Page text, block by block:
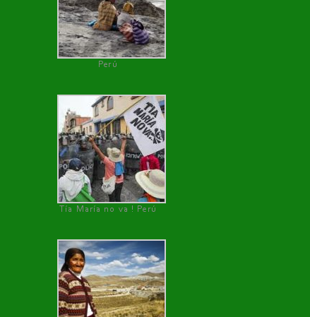
Perú
Tía María no va ! Perú